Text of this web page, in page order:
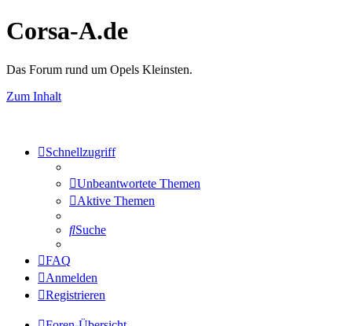
Corsa-A.de
Das Forum rund um Opels Kleinsten.
Zum Inhalt
Schnellzugriff
Unbeantwortete Themen
Aktive Themen
Suche
FAQ
Anmelden
Registrieren